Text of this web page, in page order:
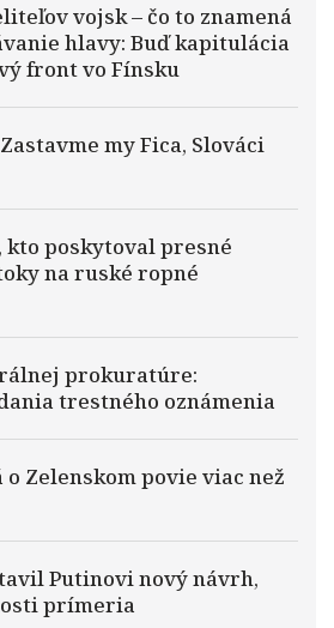
vojsk – čo to znamená
hlavy: Buď kapitulácia
front vo Fínsku
my Fica, Slováci
poskytoval presné
na ruské ropné
prokuratúre:
trestného oznámenia
Zelenskom povie viac než
Putinovi nový návrh,
prímeria